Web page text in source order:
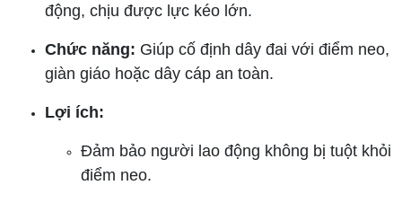
động, chịu được lực kéo lớn.
Chức năng: Giúp cố định dây đai với điểm neo,
giàn giáo hoặc dây cáp an toàn.
Lợi ích:
Đảm bảo người lao động không bị tuột khỏi
điểm neo.